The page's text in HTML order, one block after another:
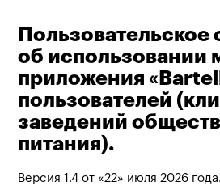
Пользовательское
об использовании
приложения
пользователей
заведений
питания).
Версия 1.4 от «22» июля 2026 года.